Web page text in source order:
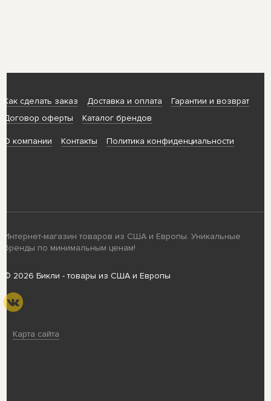
Как сделать заказ Доставка и оплата
Гарантии и возврат
Договор оферты
Каталог брендов
О компании Контакты Политика конфиденциальности
Интернет-магазин товаров из США и Европы. Уникальные
бренды по минимальным ценам!
© 2026 Бикли - товары из США и Европы
Карта сайта